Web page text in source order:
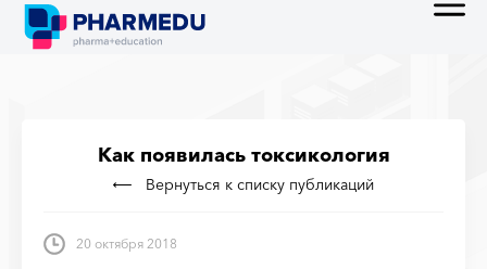
Как появилась токсикология
Вернуться к списку публикаций
20 октября 2018